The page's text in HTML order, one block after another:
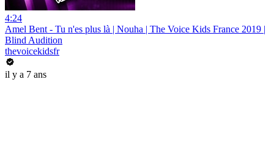
4:24
Amel Bent - Tu n'es plus là | Nouha | The Voice Kids France 2019 |
Blind Audition
thevoicekidsfr
il y a 7 ans